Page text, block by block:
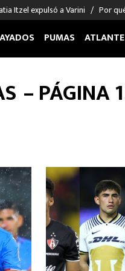
Itzel expulsó a Varini Por
PUMAS ATLANTE
– PÁGINA